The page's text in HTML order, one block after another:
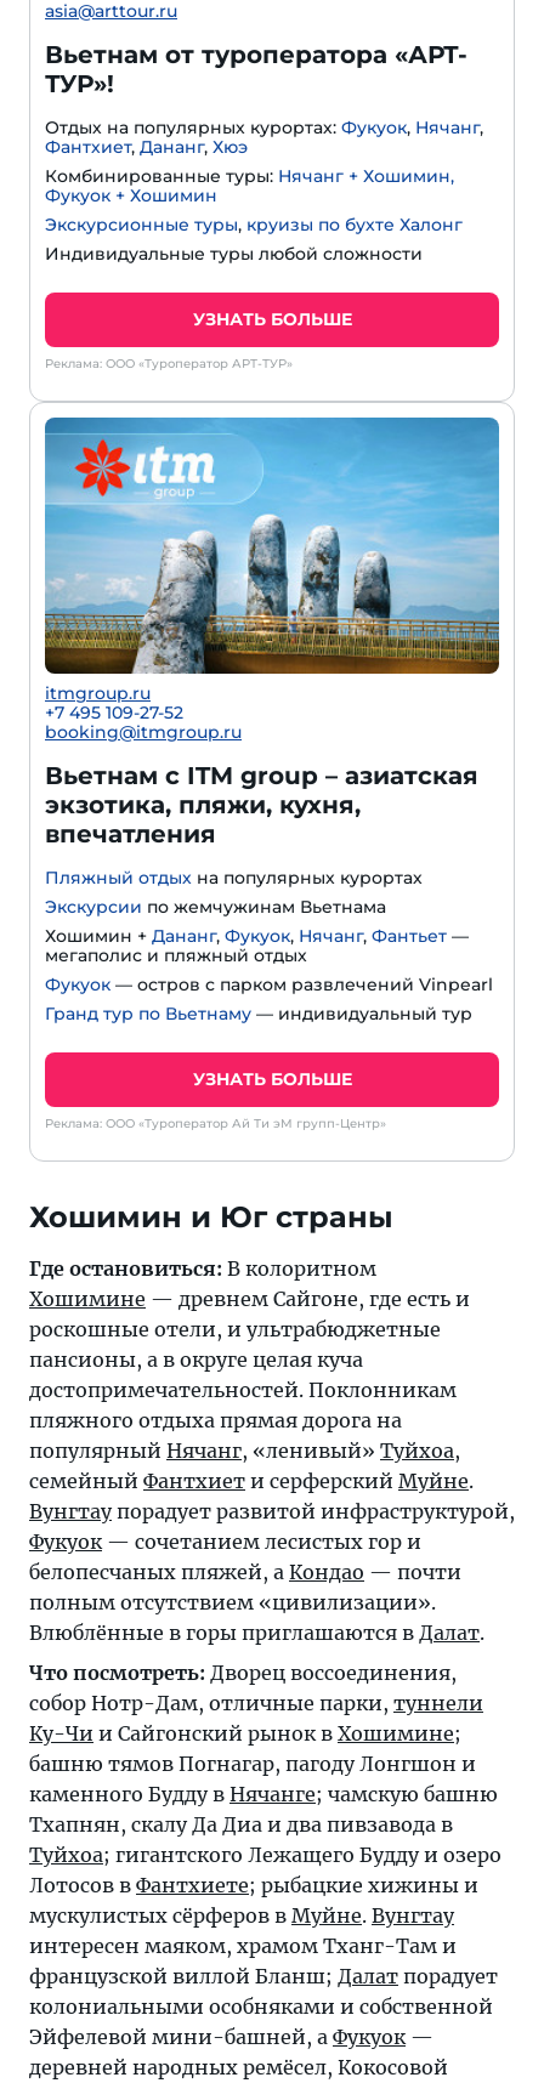
asia@arttour.ru
Вьетнам от туроператора «АРТ-
ТУР»!
Отдых на популярных курортах: Фукуок, Нячанг,
Фантхиет, Дананг, Хюэ
Комбинированные туры: Нячанг + Хошимин,
Фукуок + Хошимин
Экскурсионные туры, круизы по бухте Халонг
Индивидуальные туры любой сложности
УЗНАТЬ БОЛЬШЕ
Реклама: ООО «Туроператор АРТ-ТУР»
itmgroup.ru
+7 495 109-27-52
booking@itmgroup.ru
Вьетнам с ITM group – азиатская
экзотика, пляжи, кухня,
впечатления
Пляжный отдых на популярных курортах
Экскурсии по жемчужинам Вьетнама
Хошимин + Дананг, Фукуок, Нячанг, Фантьет —
мегаполис и пляжный отдых
Фукуок — остров с парком развлечений Vinpearl
Гранд тур по Вьетнаму — индивидуальный тур
УЗНАТЬ БОЛЬШЕ
Реклама: ООО «Туроператор Ай Ти эМ групп-Центр»
Хошимин и Юг страны
Где остановиться: В колоритном
Хошимине — древнем Сайгоне, где есть и
роскошные отели, и ультрабюджетные
пансионы, а в округе целая куча
достопримечательностей. Поклонникам
пляжного отдыха прямая дорога на
популярный Нячанг, «ленивый» Туйхоа,
семейный Фантхиет и серферский Муйне.
Вунгтаупорадует развитой инфраструктурой,
Фукуок — сочетанием лесистых гор и
белопесчаных пляжей, а Кондао — почти
полным отсутствием «цивилизации».
Влюблённые в горы приглашаются в Далат.
Что посмотреть: Дворец воссоединения,
собор Нотр-Дам, отличные парки, туннели
Ку-Чи и Сайгонский рынок в Хошимине;
башню тямов Погнагар, пагоду Лонгшон и
каменного Будду в Нячанге; чамскую башню
Тхапнян, скалу Да Диа и два пивзавода в
Туйхоа; гигантского Лежащего Будду и озеро
Лотосов в Фантхиете; рыбацкие хижины и
мускулистых сёрферов в Муйне. Вунгтау
интересен маяком, храмом Тханг-Там и
французской виллой Бланш; Далат порадует
колониальными особняками и собственной
Эйфелевой мини-башней, а Фукуок —
деревней народных ремёсел, Кокосовой